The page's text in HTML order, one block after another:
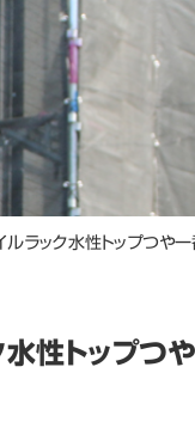
ック水性トップつや一
性トップつや